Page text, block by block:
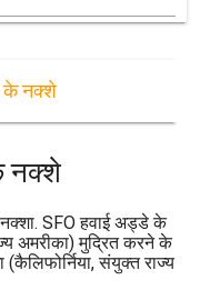
के नक्शे
नक्शे
SFO हवाई अड्डे के
अमरीका) मुद्रित करने के
संयुक्त राज्य